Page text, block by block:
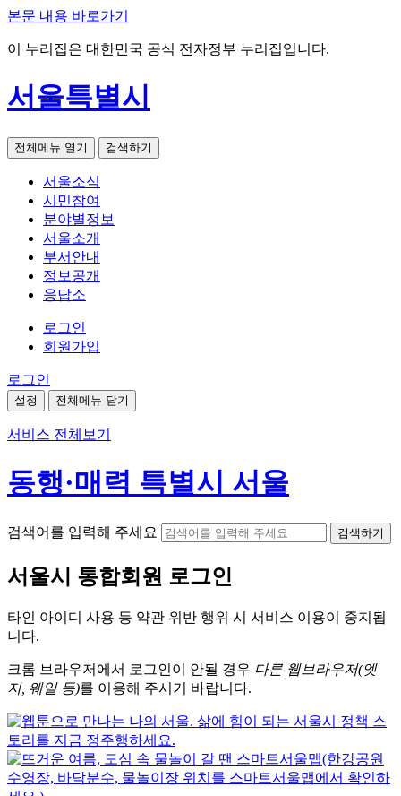
본문 내용 바로가기
이 누리집은 대한민국 공식 전자정부 누리집입니다.
서울특별시
전체메뉴 열기 검색하기
서울소식
시민참여
분야별정보
서울소개
부서안내
정보공개
응답소
로그인
회원가입
로그인
설정 전체메뉴 닫기
서비스 전체보기
동행·매력 특별시 서울
검색어를 입력해 주세요 검색하기
서울시 통합회원 로그인
타인 아이디 사용 등 약관 위반 행위 시 서비스 이용이 중지됩
니다.
크롬 브라우저에서 로그인이 안될 경우 다른 웹브라우저(엣
지, 웨일 등)를 이용해 주시기 바랍니다.